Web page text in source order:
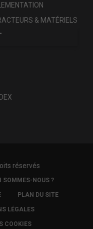
& MATÉRIELS
réservés
SOMMES-NOUS ?
PLAN DU SITE
LÉGALES
COOKIES